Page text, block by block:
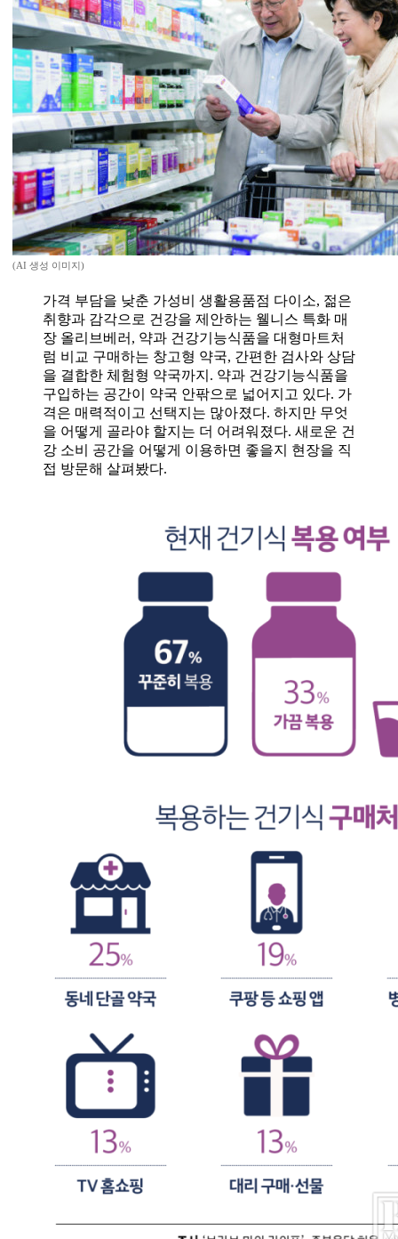
(AI 생성 이미지)
가격 부담을 낮춘 가성비 생활용품점 다이소, 젊은
취향과 감각으로 건강을 제안하는 웰니스 특화 매
장 올리브베러, 약과 건강기능식품을 대형마트처
럼 비교 구매하는 창고형 약국, 간편한 검사와 상담
을 결합한 체험형 약국까지. 약과 건강기능식품을
구입하는 공간이 약국 안팎으로 넓어지고 있다. 가
격은 매력적이고 선택지는 많아졌다. 하지만 무엇
을 어떻게 골라야 할지는 더 어려워졌다. 새로운 건
강 소비 공간을 어떻게 이용하면 좋을지 현장을 직
접 방문해 살펴봤다.